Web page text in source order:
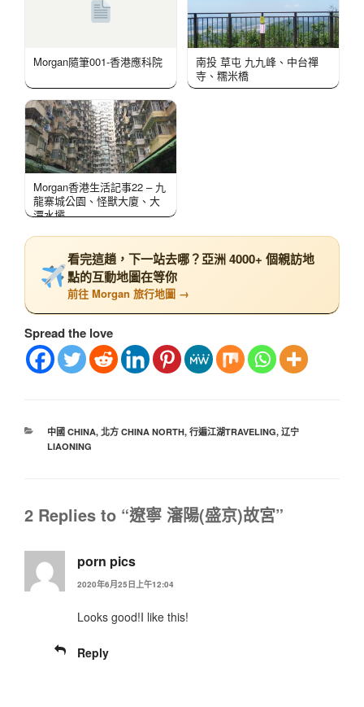
Morgan隨筆001-香港應科院
南投 草屯 九九峰、中台禪
寺、糯米橋
Morgan香港生活記事22 – 九
龍寨城公園、怪獸大廈、大
潭水壩
看完這趟，下一站去哪？亞洲 4000+ 個親訪地
點的互動地圖在等你
前往 Morgan 旅行地圖 →
Spread the love
中國 CHINA, 北方 CHINA NORTH, 行遍江湖TRAVELING, 辽宁
LIAONING
2 Replies to “遼寧 瀋陽(盛京)故宮”
porn pics
2020年6月25日上午12:04
Looks good!I like this!
Reply